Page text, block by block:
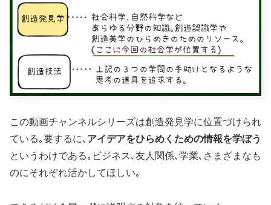
この動画チャンネルシリーズは創造発見学に位置づけられ
ている｡要するに､ アイデアをひらめくための情報を学ぼう
というわけである｡ビジネス､友人関係､学業､さまざまなも
のにそれぞれ活かしてほしい｡